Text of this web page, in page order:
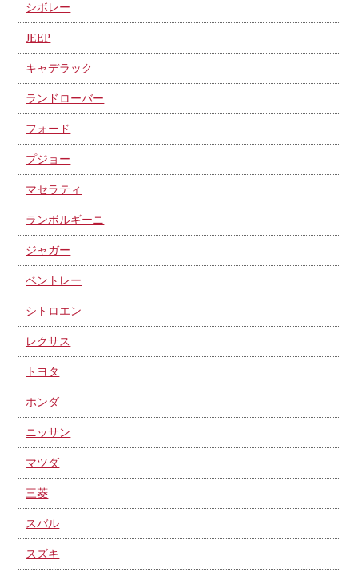
シボレー
JEEP
キャデラック
ランドローバー
フォード
プジョー
マセラティ
ランボルギーニ
ジャガー
ベントレー
シトロエン
レクサス
トヨタ
ホンダ
ニッサン
マツダ
三菱
スバル
スズキ